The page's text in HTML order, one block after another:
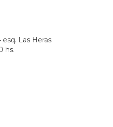
Las Heras
hs.